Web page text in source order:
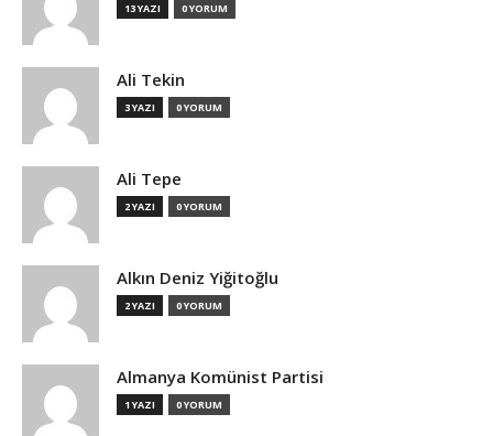
13 YAZI 0 YORUM
Ali Tekin
3 YAZI 0 YORUM
Ali Tepe
2 YAZI 0 YORUM
Alkın Deniz Yiğitoğlu
2 YAZI 0 YORUM
Almanya Komünist Partisi
1 YAZI 0 YORUM